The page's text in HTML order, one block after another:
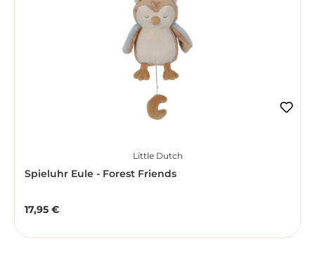
Little Dutch
Spieluhr Eule - Forest Friends
Regulärer Preis:
17,95 €